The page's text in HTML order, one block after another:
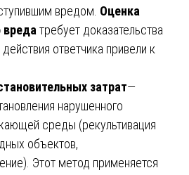
вредом. Оценка
вреда требует доказательства
ответчика привели к
затрат—
нарушенного
среды (рекультивация
объектов,
Этот метод применяется